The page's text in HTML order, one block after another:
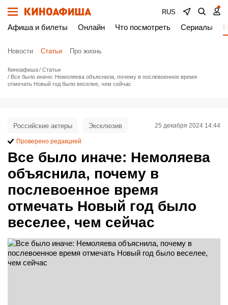
RUS
Афиша и билеты Онлайн Что посмотреть Сериалы
Новости Статьи Про жизнь
Киноафиша
Статьи
Все было иначе: Немоляева объяснила, почему в послевоенное время
отмечать Новый год было веселее, чем сейчас
Все было иначе: Немоляева
объяснила, почему в
послевоенное время
отмечать Новый год было
веселее, чем сейчас
Российские актеры Эксклюзив 25 декабря 2024 14:44
Проверено редакцией